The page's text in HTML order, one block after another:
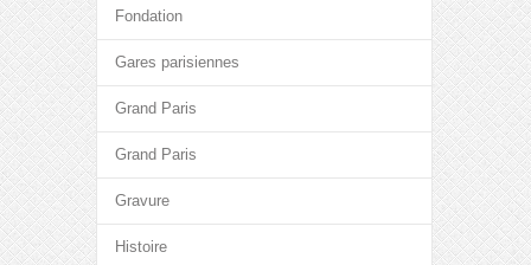
Fondation
Gares parisiennes
Grand Paris
Grand Paris
Gravure
Histoire